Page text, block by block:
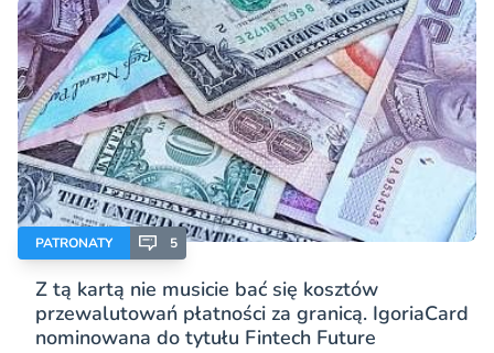
PATRONATY 5
Z tą kartą nie musicie bać się kosztów
przewalutowań płatności za granicą. IgoriaCard
nominowana do tytułu Fintech Future